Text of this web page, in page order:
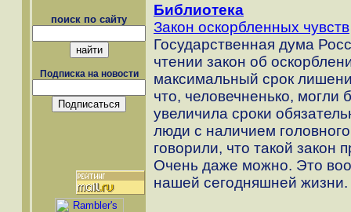
поиск по сайту
Подписка на новости
Библиотека
Закон оскорбленных чувств
Государственная дума
чтении закон об
максимальный срок
что, человечненько, могли
увеличила сроки
люди с наличием
говорили, что такой закон
Очень даже можно. Это
нашей сегодняшней жизни.